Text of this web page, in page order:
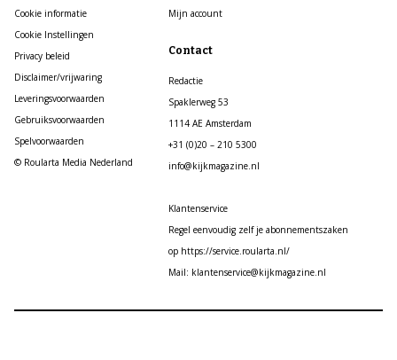
Cookie informatie
Cookie Instellingen
Privacy beleid
Disclaimer/vrijwaring
Leveringsvoorwaarden
Gebruiksvoorwaarden
Spelvoorwaarden
© Roularta Media Nederland
Mijn account
Contact
Redactie
Spaklerweg 53
1114 AE Amsterdam
+31 (0)20 – 210 5300
info@kijkmagazine.nl
Klantenservice
Regel eenvoudig zelf je abonnementszaken
op https://service.roularta.nl/
Mail: klantenservice@kijkmagazine.nl